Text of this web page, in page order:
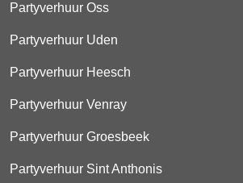
Partyverhuur Oss
Partyverhuur Uden
Partyverhuur Heesch
Partyverhuur Venray
Partyverhuur Groesbeek
Partyverhuur Sint Anthonis